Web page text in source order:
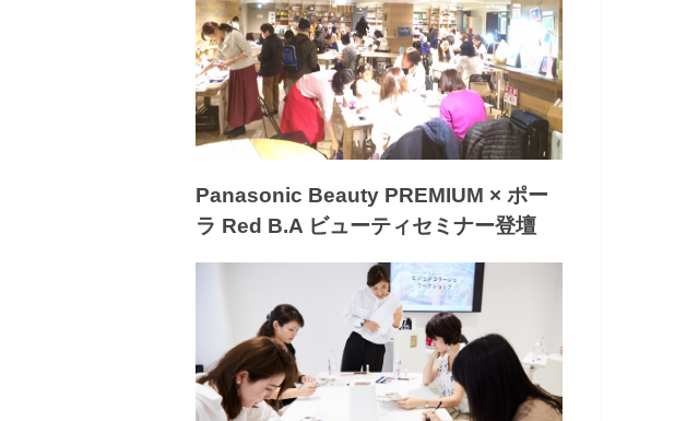
Panasonic Beauty PREMIUM × ポー
ラ Red B.A ビューティセミナー登壇